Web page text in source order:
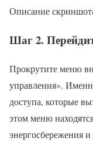
Описание
Шаг 2.
Прокрутите меню
управления».
доступа, которые
этом меню
энергосбережения